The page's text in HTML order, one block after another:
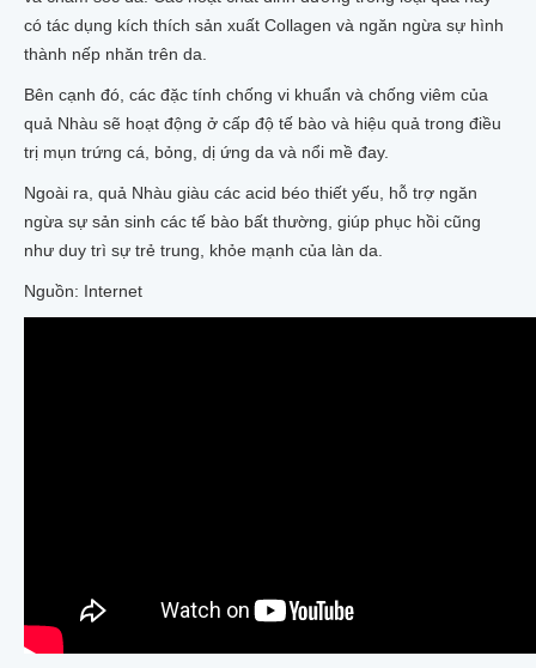
có tác dụng kích thích sản xuất Collagen và ngăn ngừa sự hình
thành nếp nhăn trên da.
Bên cạnh đó, các đặc tính chống vi khuẩn và chống viêm của
quả Nhàu sẽ hoạt động ở cấp độ tế bào và hiệu quả trong điều
trị mụn trứng cá, bỏng, dị ứng da và nổi mề đay.
Ngoài ra, quả Nhàu giàu các acid béo thiết yếu, hỗ trợ ngăn
ngừa sự sản sinh các tế bào bất thường, giúp phục hồi cũng
như duy trì sự trẻ trung, khỏe mạnh của làn da.
Nguồn: Internet